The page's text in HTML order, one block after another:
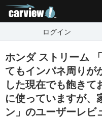
ログイン
ホンダ ストリーム
てもインパネ周りが
した現在でも飽きて
に使っていますが、
ン」のユーザーレビ